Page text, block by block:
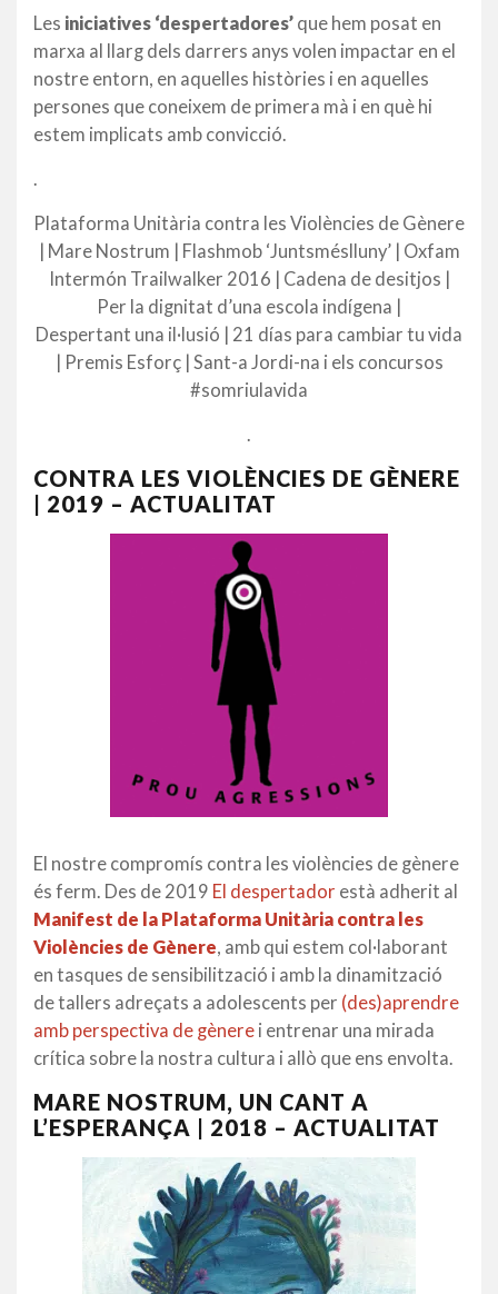
Les iniciatives ‘despertadores’ que hem posat en
marxa al llarg dels darrers anys volen impactar en el
nostre entorn, en aquelles històries i en aquelles
persones que coneixem de primera mà i en què hi
estem implicats amb convicció.
.
Plataforma Unitària contra les Violències de Gènere
| Mare Nostrum | Flashmob ‘Juntsméslluny’ | Oxfam
Intermón Trailwalker 2016 | Cadena de desitjos |
Per la dignitat d’una escola indígena |
Despertant una il·lusió | 21 días para cambiar tu vida
| Premis Esforç | Sant-a Jordi-na i els concursos
#somriulavida
.
CONTRA LES VIOLÈNCIES DE GÈNERE
| 2019 – ACTUALITAT
El nostre compromís contra les violències de gènere
és ferm. Des de 2019 El despertador està adherit al
Manifest de la Plataforma Unitària contra les
Violències de Gènere, amb qui estem col·laborant
en tasques de sensibilització i amb la dinamització
de tallers adreçats a adolescents per (des)aprendre
amb perspectiva de gènere i entrenar una mirada
crítica sobre la nostra cultura i allò que ens envolta.
MARE NOSTRUM, UN CANT A
L’ESPERANÇA | 2018 – ACTUALITAT